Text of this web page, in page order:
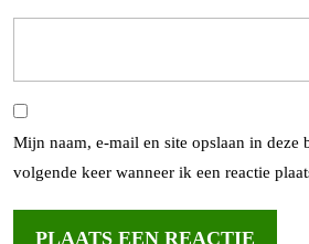
Mijn naam, e-mail en site opslaan in deze
volgende keer wanneer ik een reactie